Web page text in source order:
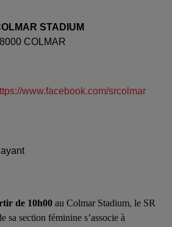
STADIUM
COLMAR
www.facebook.com/srcolmar
de 10h00 au Colmar Stadium, le SR
sa section féminine s’associe à